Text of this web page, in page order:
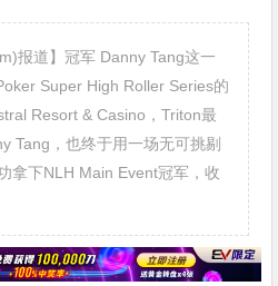
报道】冠军 Danny Tang这一
Super High Roller Series的
Resort & Casino，Triton最
Tang，也终于用一场无可挑剔
拿下NLH Main Event冠军，收